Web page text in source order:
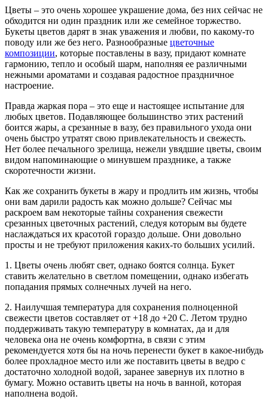
Цветы – это очень хорошее украшение дома, без них сейчас не
обходится ни один праздник или же семейное торжество.
Букеты цветов дарят в знак уважения и любви, по какому-то
поводу или же без него. Разнообразные цветочные
композиции, которые поставлены в вазу, придают комнате
гармонию, тепло и особый шарм, наполняя ее различными
нежными ароматами и создавая радостное праздничное
настроение.
Правда жаркая пора – это еще и настоящее испытание для
любых цветов. Подавляющее большинство этих растений
боится жары, а срезанные в вазу, без правильного ухода они
очень быстро утратят свою привлекательность и свежесть.
Нет более печального зрелища, нежели увядшие цветы, своим
видом напоминающие о минувшем празднике, а также
скоротечности жизни.
Как же сохранить букеты в жару и продлить им жизнь, чтобы
они вам дарили радость как можно дольше? Сейчас мы
раскроем вам некоторые тайны сохранения свежести
срезанных цветочных растений, следуя которым вы будете
наслаждаться их красотой гораздо дольше. Они довольно
просты и не требуют приложения каких-то больших усилий.
1. Цветы очень любят свет, однако боятся солнца. Букет
ставить желательно в светлом помещении, однако избегать
попадания прямых солнечных лучей на него.
2. Наилучшая температура для сохранения полноценной
свежести цветов составляет от +18 до +20 С. Летом трудно
поддерживать такую температуру в комнатах, да и для
человека она не очень комфортна, в связи с этим
рекомендуется хотя бы на ночь перенести букет в какое-нибудь
более прохладное место или же поставить цветы в ведро с
достаточно холодной водой, заранее завернув их плотно в
бумагу. Можно оставить цветы на ночь в ванной, которая
наполнена водой.